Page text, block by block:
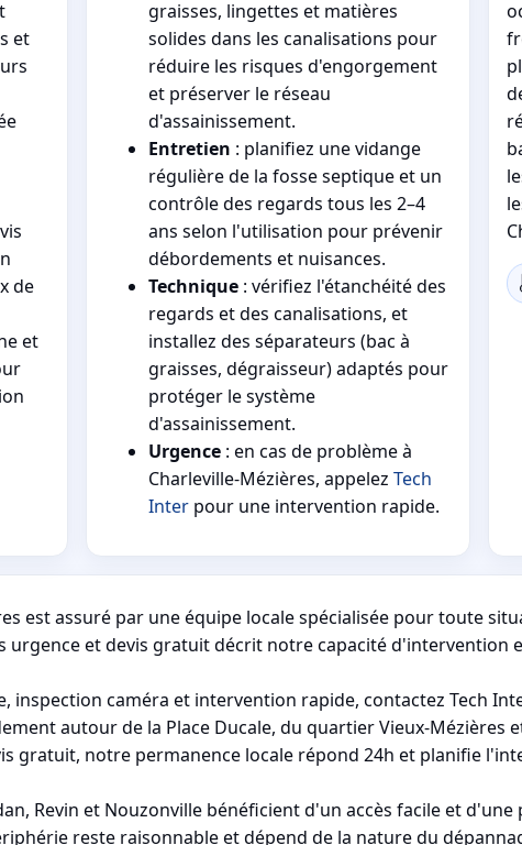
et
de
et
graisses, lingettes et matières
solides dans les canalisations pour
réduire les risques d'engorgement
et préserver le réseau
d'assainissement.
Entretien : planifiez une vidange
régulière de la fosse septique et un
contrôle des regards tous les 2–4
ans selon l'utilisation pour prévenir
débordements et nuisances.
Technique : vérifiez l'étanchéité des
regards et des canalisations, et
installez des séparateurs (bac à
graisses, dégraisseur) adaptés pour
protéger le système
d'assainissement.
Urgence : en cas de problème à
Charleville-Mézières, appelezTech
Inter pour une intervention rapide.
est assuré par une équipe locale spécialisée pour toute
urgence et devis gratuit décrit notre capacité d'intervention
inspection caméra et intervention rapide, contactez Tech
autour de la Place Ducale, du quartier Vieux-Mézières
gratuit, notre permanence locale répond 24h et planifie
Revin et Nouzonville bénéficient d'un accès facile et
reste raisonnable et dépend de la nature du